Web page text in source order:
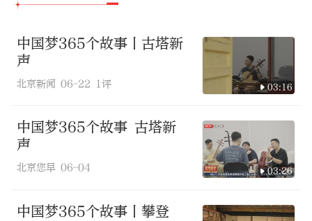
中国梦365个故事丨古塔新
声
北京新闻 06-22 1评 03:16
中国梦365个故事 古塔新
声
北京您早 06-04 03:26
中国梦365个故事丨攀登